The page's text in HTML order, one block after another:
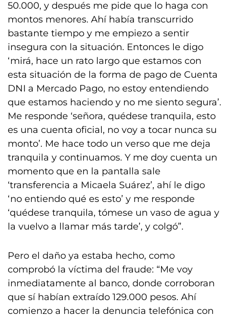
50.000, y después me pide que lo haga con
montos menores. Ahí había transcurrido
bastante tiempo y me empiezo a sentir
insegura con la situación. Entonces le digo
‘mirá, hace un rato largo que estamos con
esta situación de la forma de pago de Cuenta
DNI a Mercado Pago, no estoy entendiendo
que estamos haciendo y no me siento segura’.
Me responde ‘señora, quédese tranquila, esto
es una cuenta oficial, no voy a tocar nunca su
monto’. Me hace todo un verso que me deja
tranquila y continuamos. Y me doy cuenta un
momento que en la pantalla sale
‘transferencia a Micaela Suárez’, ahí le digo
‘no entiendo qué es esto’ y me responde
‘quédese tranquila, tómese un vaso de agua y
la vuelvo a llamar más tarde’, y colgó”.
Pero el daño ya estaba hecho, como
comprobó la víctima del fraude: “Me voy
inmediatamente al banco, donde corroboran
que sí habían extraído 129.000 pesos. Ahí
comienzo a hacer la denuncia telefónica con